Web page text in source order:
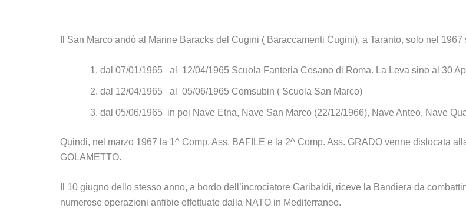
Il San Marco andò al Marine Baracks del Cugini ( Baraccamenti Cugini), a Taranto, solo nel
dal 07/01/1965 al 12/04/1965 Scuola Fanteria Cesano di Roma. La Leva sino al 30
dal 12/04/1965 al 05/06/1965 Comsubin ( Scuola San Marco)
dal 05/06/1965 in poi Nave Etna, Nave San Marco (22/12/1966), Nave Anteo, Nave
Quindi, nel marzo 1967 la 1^ Comp. Ass. BAFILE e la 2^ Comp. Ass. GRADO venne dislocata
GOLAMETTO.
Il 10 giugno dello stesso anno, a bordo dell’incrociatore Garibaldi, riceve la Bandiera da
numerose operazioni anfibie effettuate dalla NATO in Mediterraneo.